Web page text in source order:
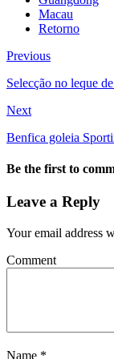
Macau
Retorno
Previous
Selecção no leque
Next
Benfica goleia
Be the first to
Leave a Reply
Your email address
Comment
Name *